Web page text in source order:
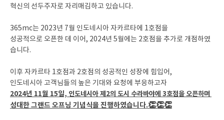
혁신의 선두주자로 자리매김하고 있습니다.
365mc는 2023년 7월 인도네시아 자카르타에 1호점을
성공적으로 오픈한 데 이어, 2024년 5월에는 2호점을 추가로 개점하였
습니다.
이후 자카르타 1호점과 2호점의 성공적인 성장에 힘입어,
인도네시아 고객님들의 높은 기대와 요청에 부응하고자
2024년 11월 15일, 인도네시아 제2의 도시 수라바야에 3호점을 오픈하며
성대한 그랜드 오프닝 기념식을 진행하였습니다.👏👏👏